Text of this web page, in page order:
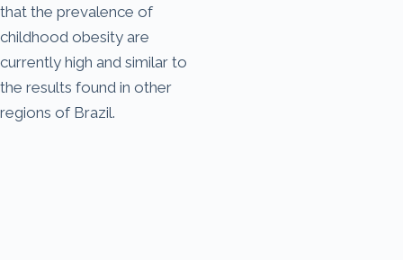
that the prevalence of
childhood obesity are
currently high and similar to
the results found in other
regions of Brazil.